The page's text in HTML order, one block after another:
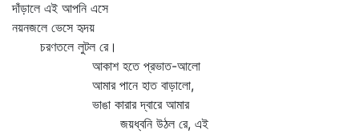
দাঁড়ালে এই আপনি এসে
নয়নজলে ভেসে হৃদয়
চরণতলে লুটল রে।
আকাশ হতে প্রভাত-আলো
আমার পানে হাত বাড়ালো,
ভাঙা কারার দ্বারে আমার
জয়ধ্বনি উঠল রে, এই